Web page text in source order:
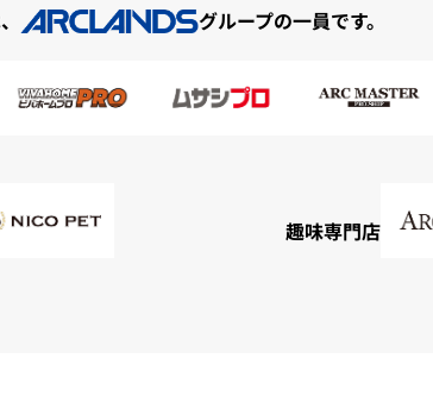
グループの一員です。
趣味専門店